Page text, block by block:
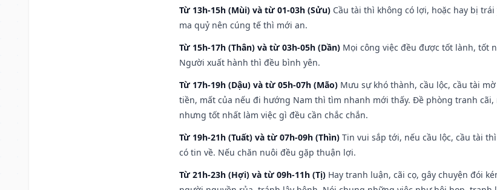
Từ 13h-15h (Mùi) và từ 01-03h (Sửu) Cầu tài thì không có lợi, hoặc hay bị
ma quỷ nên cúng tế thì mới an.
Từ 15h-17h (Thân) và từ 03h-05h (Dần) Mọi công việc đều được tốt lành, tốt
Người xuất hành thì đều bình yên.
Từ 17h-19h (Dậu) và từ 05h-07h (Mão) Mưu sự khó thành, cầu lộc, cầu tài
tiền, mất của nếu đi hướng Nam thì tìm nhanh mới thấy. Đề phòng tranh
nhưng tốt nhất làm việc gì đều cần chắc chắn.
Từ 19h-21h (Tuất) và từ 07h-09h (Thìn) Tin vui sắp tới, nếu cầu lộc, cầu tài
có tin về. Nếu chăn nuôi đều gặp thuận lợi.
Từ 21h-23h (Hợi) và từ 09h-11h (Tị) Hay tranh luận, cãi cọ, gây chuyện đói